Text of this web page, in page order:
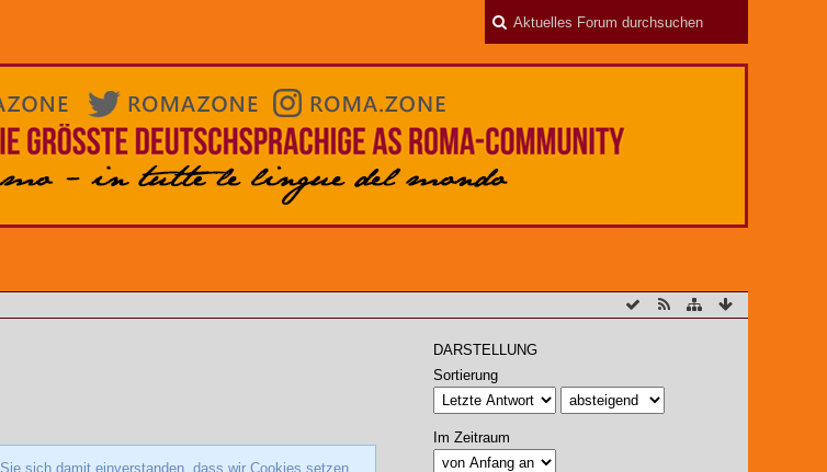
sich damit einverstanden, dass wir Cookies setzen.
DARSTELLUNG
Sortierung
Im Zeitraum